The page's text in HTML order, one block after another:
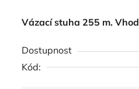
produktu
0,0
z
Vázací stuha 255 m.
Dostupnost
Kód: